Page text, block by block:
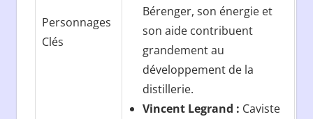
Personnages
Clés
Bérenger, son énergie et
son aide contribuent
grandement au
développement de la
distillerie.
Vincent Legrand : Caviste